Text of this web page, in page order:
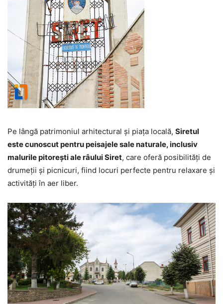
Pe lângă patrimoniul arhitectural și piața locală, Siretul
este cunoscut pentru peisajele sale naturale, inclusiv
malurile pitorești ale râului Siret, care oferă posibilități de
drumeții și picnicuri, fiind locuri perfecte pentru relaxare și
activități în aer liber.